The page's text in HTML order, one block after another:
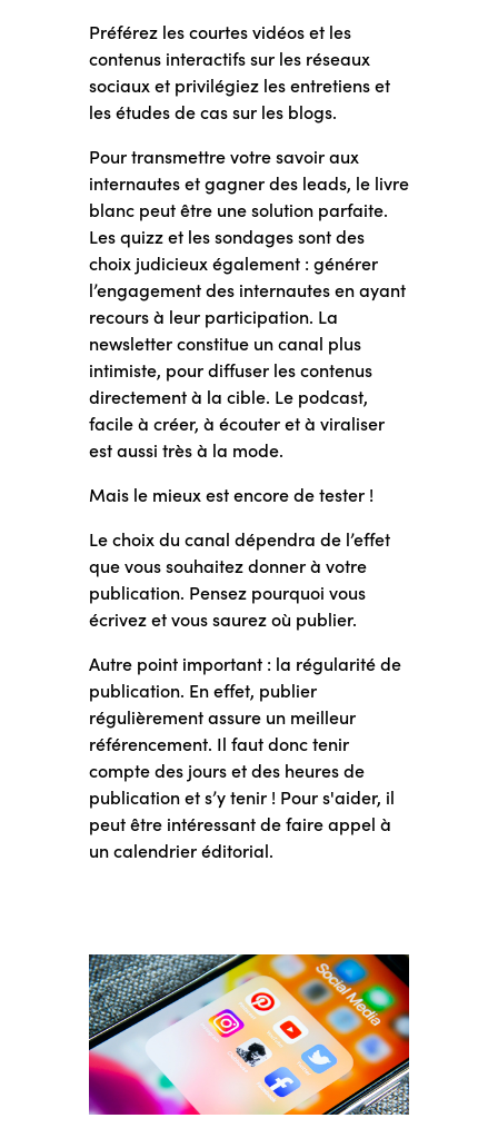
Préférez les courtes vidéos et les
contenus interactifs sur les réseaux
sociaux et privilégiez les entretiens et
les études de cas sur les blogs.
Pour transmettre votre savoir aux
internautes et gagner des leads, le livre
blanc peut être une solution parfaite.
Les quizz et les sondages sont des
choix judicieux également : générer
l’engagement des internautes en ayant
recours à leur participation. La
newsletter constitue un canal plus
intimiste, pour diffuser les contenus
directement à la cible. Le podcast,
facile à créer, à écouter et à viraliser
est aussi très à la mode.
Mais le mieux est encore de tester !
Le choix du canal dépendra de l’effet
que vous souhaitez donner à votre
publication. Pensez pourquoi vous
écrivez et vous saurez où publier.
Autre point important : la régularité de
publication. En effet, publier
régulièrement assure un meilleur
référencement. Il faut donc tenir
compte des jours et des heures de
publication et s’y tenir ! Pour s'aider, il
peut être intéressant de faire appel à
un calendrier éditorial.